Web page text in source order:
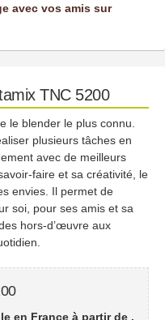
avec vos amis sur
TNC 5200
le blender le plus connu.
plusieurs tâches en
avec de meilleurs
faire et sa créativité, le
envies. Il permet de
soi, pour ses amis et sa
hors-d’œuvre aux
en France à partir de .